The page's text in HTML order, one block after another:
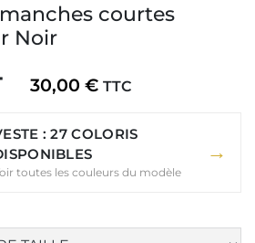
courtes
Noir
30,00 € TTC
: 27 COLORIS
toutes les couleurs du modèle
→